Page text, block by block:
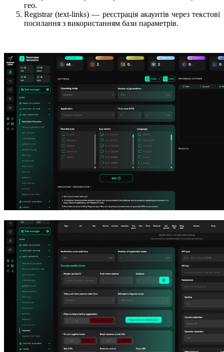
гео.
Registrar (text-links) — реєстрація акаунтів через текстові
посилання з використанням бази параметрів.